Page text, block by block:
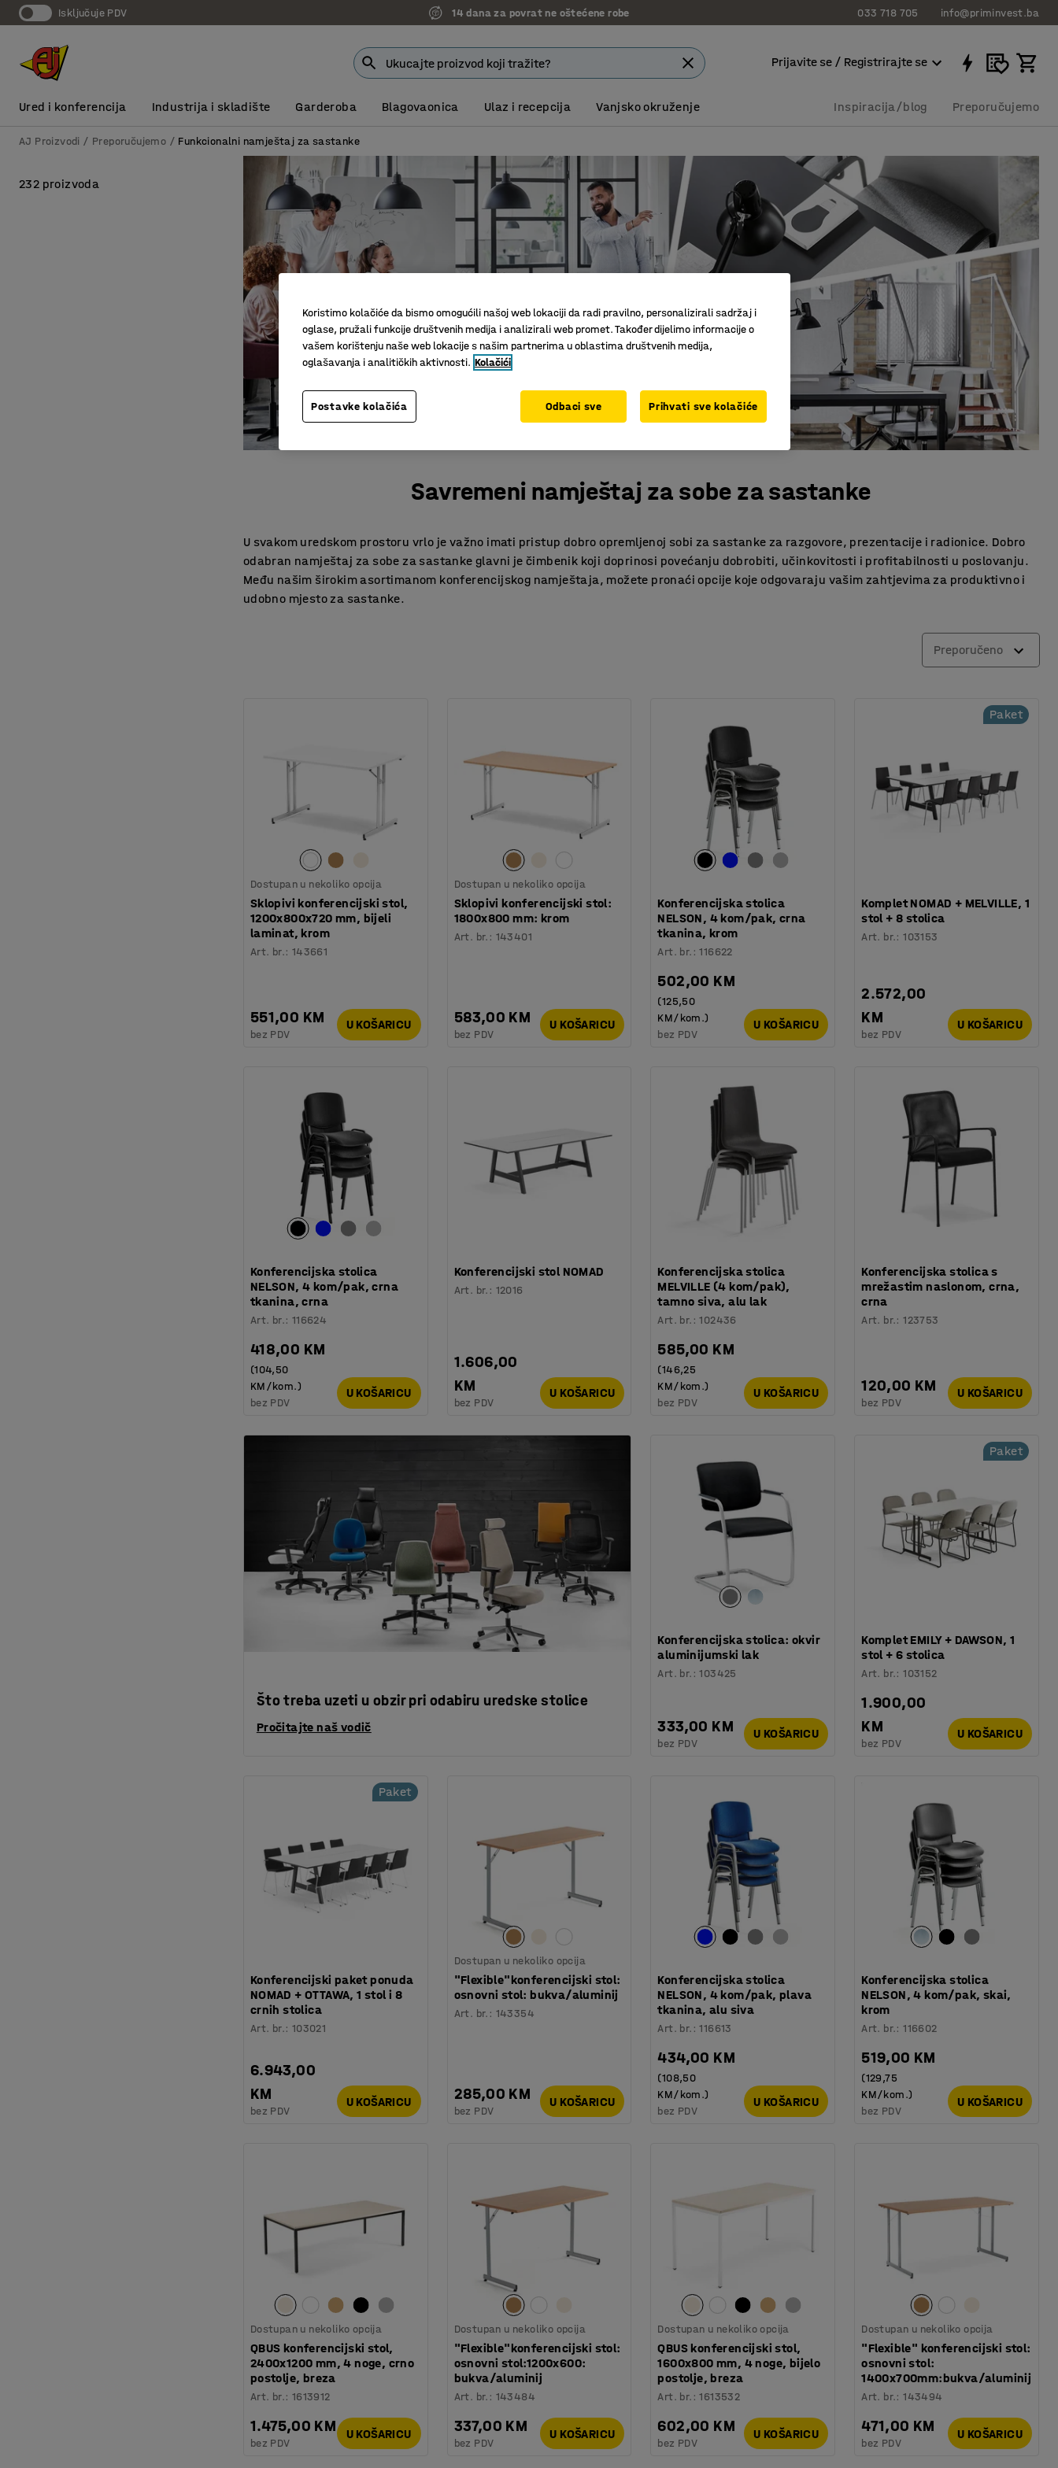
Isključuje PDV 14 dana za povrat ne oštećene robe 033 718 705 info@priminvest.ba
Prijavite se / Registrirajte se
Ured i konferencija Industrija i skladište Garderoba Blagovaonica Ulaz i recepcija Vanjsko okruženje Inspiracija/blog Preporučujemo
AJ Proizvodi Preporučujemo Funkcionalni namještaj za sastanke
Savremeni namještaj za sobe za sastanke
U svakom uredskom prostoru vrlo je važno imati pristup dobro opremljenoj sobi za sastanke za razgovore, prezentacije i radionice. Dobro
odabran namještaj za sobe za sastanke glavni je čimbenik koji doprinosi povećanju dobrobiti, učinkovitosti i profitabilnosti u poslovanju.
Među našim širokim asortimanom konferencijskog namještaja, možete pronaći opcije koje odgovaraju vašim zahtjevima za produktivno i
udobno mjesto za sastanke.
Preporučeno
Dostupan u nekoliko opcija
Sklopivi konferencijski stol,
1200x800x720 mm, bijeli
laminat, krom
Art. br.: 143661
551,00 KM
bez PDV
U KOŠARICU
Dostupan u nekoliko opcija
Sklopivi konferencijski stol:
1800x800 mm: krom
Art. br. : 143401
583,00 KM
bez PDV
U KOŠARICU
Konferencijska stolica
NELSON, 4 kom/pak, crna
tkanina, krom
Art. br. :116622
502,00 KM
(125,50
KM/kom.)
bez PDV
U KOŠARICU
Paket
Komplet NOMAD + MELVILLE, 1
stol + 8 stolica
Art. br.:103153
2.572,00
KM
bez PDV
U KOŠARICU
Konferencijska stolica
NELSON, 4 kom/pak, crna
tkanina, crna
Art. br.: 116624
418,00 KM
(104,50
KM/kom.)
bez PDV
U KOŠARICU
Konferencijski stol NOMAD
Art. br. : 12016
1.606,00
KM
bez PDV
U KOŠARICU
Konferencijska stolica
MELVILLE (4 kom/pak),
tamno siva, alu lak
Art. br. :102436
585,00 KM
(146,25
KM/kom.)
bez PDV
U KOŠARICU
Konferencijska stolica s
mrežastim naslonom, crna,
crna
Art. br.:123753
120,00 KM
bez PDV
U KOŠARICU
Što treba uzeti u obzir pri odabiru uredske stolice
Pročitajte naš vodič
Konferencijska stolica: okvir
aluminijumski lak
Art. br. :103425
333,00 KM
bez PDV
U KOŠARICU
Paket
Komplet EMILY + DAWSON, 1
stol + 6 stolica
Art. br.:103152
1.900,00
KM
bez PDV
U KOŠARICU
Paket
Konferencijski paket ponuda
NOMAD + OTTAWA, 1 stol i 8
crnih stolica
Art. br.: 103021
6.943,00
KM
bez PDV
U KOŠARICU
Dostupan u nekoliko opcija
"Flexible"konferencijski stol:
osnovni stol: bukva/aluminij
Art. br. : 143354
285,00 KM
bez PDV
U KOŠARICU
Konferencijska stolica
NELSON, 4 kom/pak, plava
tkanina, alu siva
Art. br. :116613
434,00 KM
(108,50
KM/kom.)
bez PDV
U KOŠARICU
Konferencijska stolica
NELSON, 4 kom/pak, skai,
krom
Art. br.:116602
519,00 KM
(129,75
KM/kom.)
bez PDV
U KOŠARICU
Dostupan u nekoliko opcija
QBUS konferencijski stol,
2400x1200 mm, 4 noge, crno
postolje, breza
Art. br.: 1613912
1.475,00 KM
bez PDV
U KOŠARICU
Dostupan u nekoliko opcija
"Flexible"konferencijski stol:
osnovni stol:1200x600:
bukva/aluminij
Art. br. : 143484
337,00 KM
bez PDV
U KOŠARICU
Dostupan u nekoliko opcija
QBUS konferencijski stol,
1600x800 mm, 4 noge, bijelo
postolje, breza
Art. br. :1613532
602,00 KM
bez PDV
U KOŠARICU
Dostupan u nekoliko opcija
"Flexible" konferencijski stol:
osnovni stol:
1400x700mm:bukva/aluminij
Art. br.:143494
471,00 KM
bez PDV
U KOŠARICU
232 proizvoda
Koristimo kolačiće da bismo omogućili našoj web lokaciji da radi pravilno, personalizirali sadržaj i
oglase, pružali funkcije društvenih medija i analizirali web promet. Također dijelimo informacije o
vašem korištenju naše web lokacije s našim partnerima u oblastima društvenih medija,
oglašavanja i analitičkih aktivnosti. Kolačići
Postavke kolačića Odbaci sve Prihvati sve kolačiće